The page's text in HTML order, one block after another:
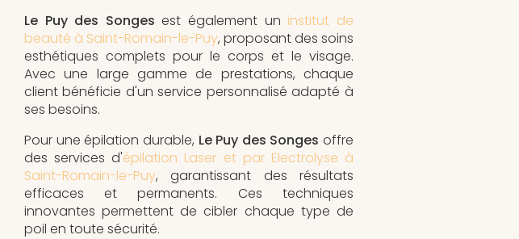
Le Puy des Songes est également un institut de
beauté à Saint-Romain-le-Puy, proposant des soins
esthétiques complets pour le corps et le visage.
Avec une large gamme de prestations, chaque
client bénéficie d'un service personnalisé adapté à
ses besoins.
Pour une épilation durable, Le Puy des Songes offre
des services d'épilation Laser et par Electrolyse à
Saint-Romain-le-Puy, garantissant des résultats
efficaces et permanents. Ces techniques
innovantes permettent de cibler chaque type de
poil en toute sécurité.